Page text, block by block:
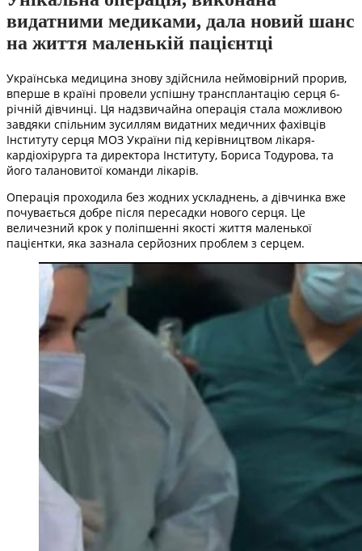
видатними медиками, дала новий шанс
на життя маленькій пацієнтці
Українська медицина знову здійснила неймовірний прорив,
вперше в країні провели успішну трансплантацію серця 6-
річній дівчинці. Ця надзвичайна операція стала можливою
завдяки спільним зусиллям видатних медичних фахівців
Інституту серця МОЗ України під керівництвом лікаря-
кардіохірурга та директора Інституту, Бориса Тодурова, та
його талановитої команди лікарів.
Операція проходила без жодних ускладнень, а дівчинка вже
почувається добре після пересадки нового серця. Це
величезний крок у поліпшенні якості життя маленької
пацієнтки, яка зазнала серйозних проблем з серцем.